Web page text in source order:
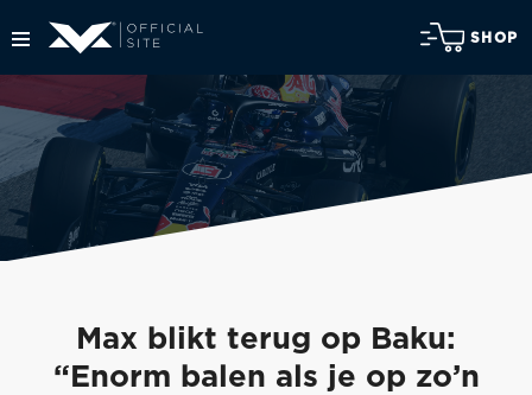
SHOP
Max blikt terug op Baku:
“Enorm balen als je op zo’n